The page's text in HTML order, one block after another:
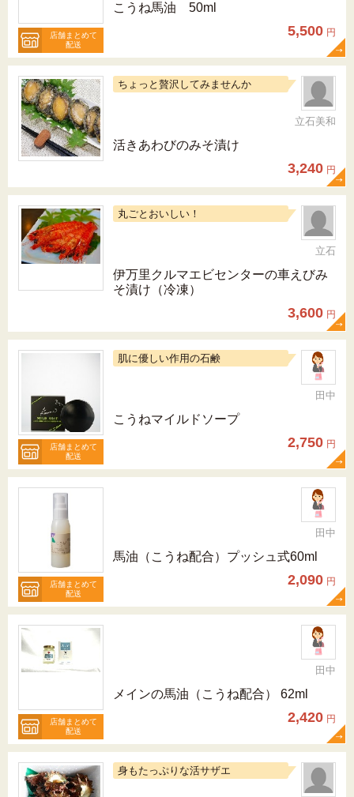
店舗まとめて
配送
こうね馬油 50ml
5,500 円
ちょっと贅沢してみませんか
立石美和
活きあわびのみそ漬け
3,240 円
丸ごとおいしい！
立石
伊万里クルマエビセンターの車えびみ
そ漬け（冷凍）
3,600 円
店舗まとめて
配送
肌に優しい作用の石鹸
田中
こうねマイルドソープ
2,750 円
店舗まとめて
配送
田中
馬油（こうね配合）プッシュ式60ml
2,090 円
店舗まとめて
配送
田中
メインの馬油（こうね配合） 62ml
2,420 円
身もたっぷりな活サザエ